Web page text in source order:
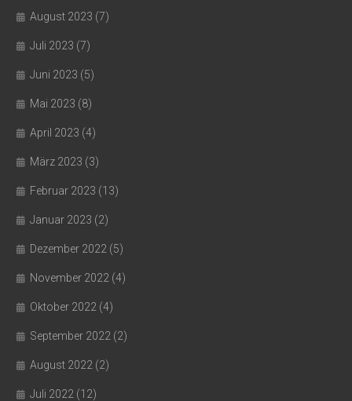
August 2023 (7)
Juli 2023 (7)
Juni 2023 (5)
Mai 2023 (8)
April 2023 (4)
März 2023 (3)
Februar 2023 (13)
Januar 2023 (2)
Dezember 2022 (5)
November 2022 (4)
Oktober 2022 (4)
September 2022 (2)
August 2022 (2)
Juli 2022 (12)